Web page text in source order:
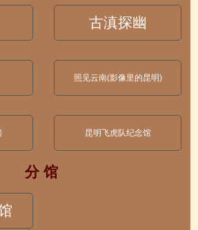
古滇探幽
照见云南(影像里的昆明)
昆明飞虎队纪念馆
分 馆